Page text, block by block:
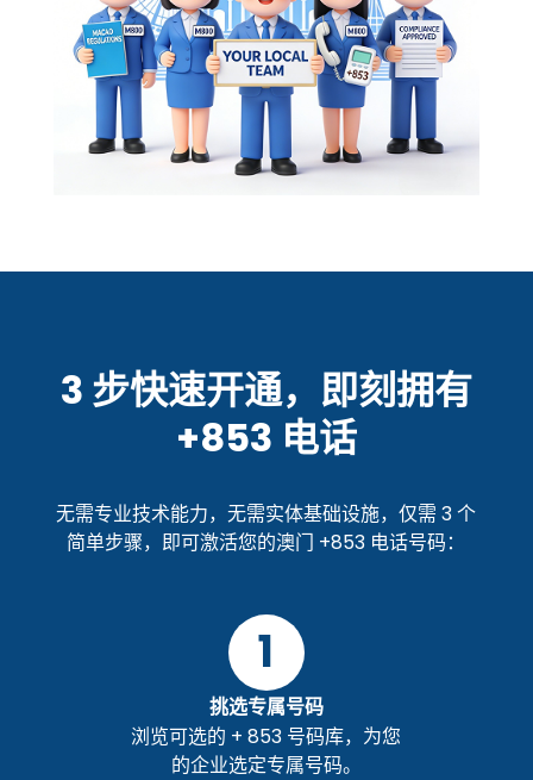
3 步快速开通，即刻拥有
+853 电话
无需专业技术能力，无需实体基础设施，仅需 3 个
简单步骤，即可激活您的澳门 +853 电话号码：
1
挑选专属号码
浏览可选的 + 853 号码库，为您
的企业选定专属号码。